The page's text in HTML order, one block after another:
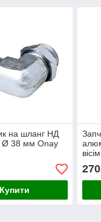
на шланг НД
Ø 38 мм Onay
Купити
270